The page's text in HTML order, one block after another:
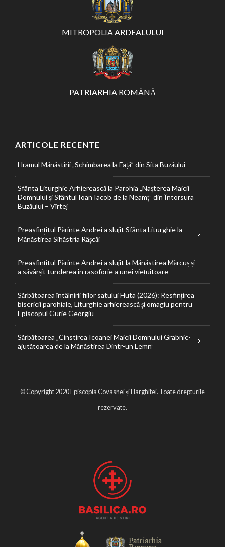
MITROPOLIA ARDEALULUI
PATRIARHIA ROMÂNĂ
ARTICOLE RECENTE
Hramul Mănăstirii „Schimbarea la Față” din Sita Buzăului
Sfânta Liturghie Arhierească la Parohia „Nașterea Maicii
Domnului și Sfântul Ioan Iacob de la Neamț” din Întorsura
Buzăului – Vîrtej
Preasfințitul Părinte Andrei a slujit Sfânta Liturghie la
Mănăstirea Sihăstria Râșcăi
Preasfințitul Părinte Andrei a slujit la Mănăstirea Mărcuș și
a săvârșit tunderea în rasoforie a unei viețuitoare
Sărbătoarea întâlnirii fiilor satului Huta (2026): Resfințirea
bisericii parohiale, Liturghie arhierească și omagiu pentru
Episcopul Gurie Georgiu
Sărbătoarea „Cinstirea Icoanei Maicii Domnului Grabnic-
ajutătoarea de la Mănăstirea Dintr-un Lemn”
© Copyright 2020 Episcopia Covasnei și Harghitei. Toate drepturile
rezervate.